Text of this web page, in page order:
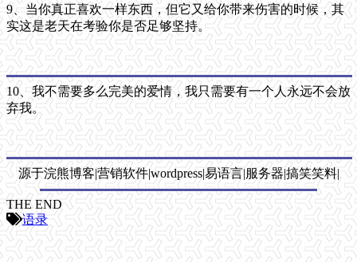
9、当你真正喜欢一样东西，但它又给你带来伤害的时候，其
实这是老天在考验你是否足够坚持。
10、我不需要多么完美的爱情，我只需要有一个人永远不会放
弃我。
源于浣熊博客|营销软件|wordpress|易语言|服务器|搞笑笑料|
THE END
语录